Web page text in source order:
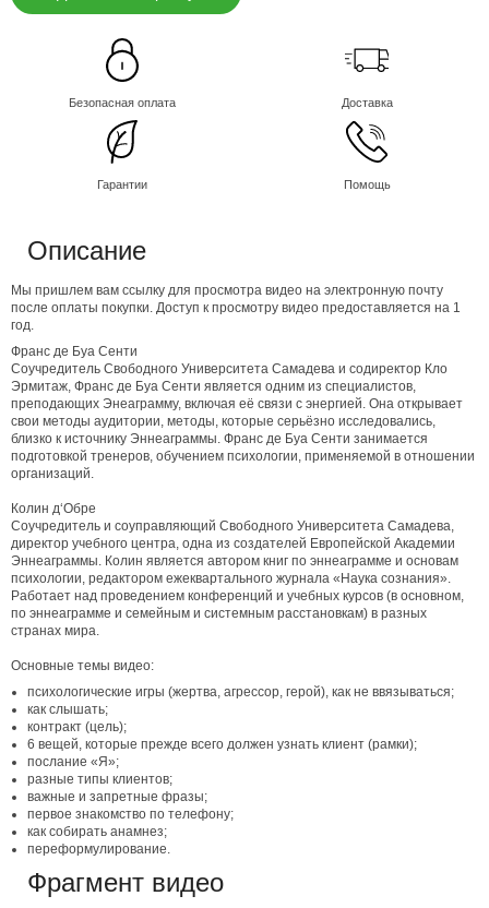
Безопасная оплата Доставка
Гарантии Помощь
Описание
Мы пришлем вам ссылку для просмотра видео на электронную почту
после оплаты покупки. Доступ к просмотру видео предоставляется на 1
год.
Франс де Буа Сенти
Соучредитель Свободного Университета Самадева и содиректор Кло
Эрмитаж, Франс де Буа Сенти является одним из специалистов,
преподающих Энеаграмму, включая её связи с энергией. Она открывает
свои методы аудитории, методы, которые серьёзно исследовались,
близко к источнику Эннеаграммы. Франс де Буа Сенти занимается
подготовкой тренеров, обучением психологии, применяемой в отношении
организаций.
Колин д‘Обре
Соучредитель и соуправляющий Свободного Университета Самадева,
директор учебного центра, одна из создателей Европейской Академии
Эннеаграммы. Колин является автором книг по эннеаграмме и основам
психологии, редактором ежеквартального журнала «Наука сознания».
Работает над проведением конференций и учебных курсов (в основном,
по эннеаграмме и семейным и системным расстановкам) в разных
странах мира.
Основные темы видео:
психологические игры (жертва, агрессор, герой), как не ввязываться;
как слышать;
контракт (цель);
6 вещей, которые прежде всего должен узнать клиент (рамки);
послание «Я»;
разные типы клиентов;
важные и запретные фразы;
первое знакомство по телефону;
как собирать анамнез;
переформулирование.
Фрагмент видео